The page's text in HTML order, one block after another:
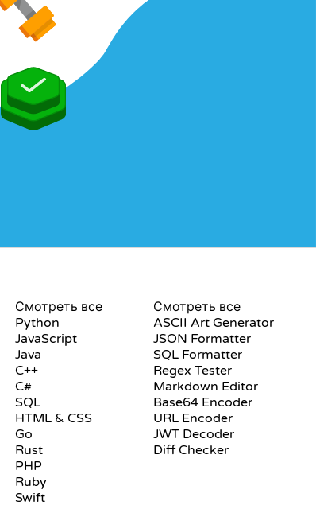
Смотреть все
Python
JavaScript
Java
C++
C#
SQL
HTML & CSS
Go
Rust
PHP
Ruby
Swift
Смотреть все
ASCII Art Generator
JSON Formatter
SQL Formatter
Regex Tester
Markdown Editor
Base64 Encoder
URL Encoder
JWT Decoder
Diff Checker